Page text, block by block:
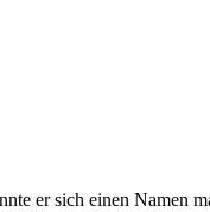
er sich einen Namen